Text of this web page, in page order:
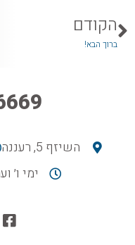
הקודם
ברוך הבא!
השיזף 5, רעננה
ימי ו׳ וערבי